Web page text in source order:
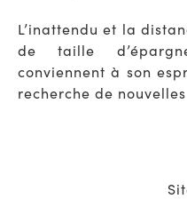
L’inattendu et la
de taille
conviennent à son
recherche de